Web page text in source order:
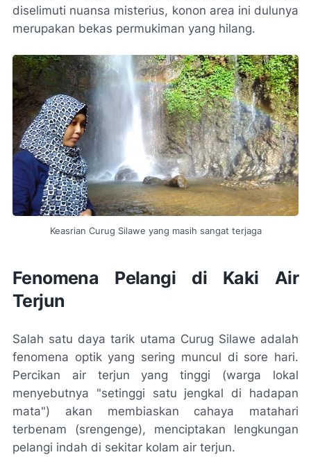
diselimuti nuansa misterius, konon area ini dulunya
merupakan bekas permukiman yang hilang.
Keasrian Curug Silawe yang masih sangat terjaga
Fenomena Pelangi di Kaki Air
Terjun
Salah satu daya tarik utama Curug Silawe adalah
fenomena optik yang sering muncul di sore hari.
Percikan air terjun yang tinggi (warga lokal
menyebutnya "setinggi satu jengkal di hadapan
mata") akan membiaskan cahaya matahari
terbenam (srengenge), menciptakan lengkungan
pelangi indah di sekitar kolam air terjun.